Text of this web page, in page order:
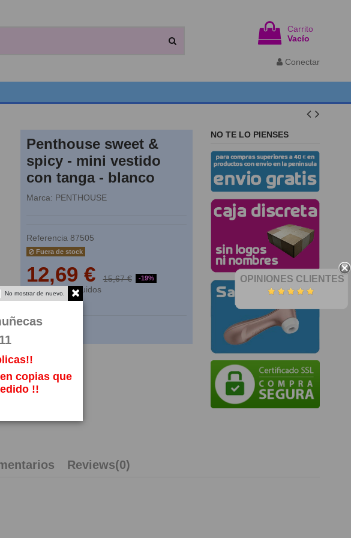
Carrito
Vacío
Conectar
Penthouse sweet &
spicy - mini vestido
con tanga - blanco
Marca: PENTHOUSE
Referencia 87505
Fuera de stock
12,69 € 15,67 € -19%
Impuestos incluidos
NO TE LO PIENSES
Reviews(0)
OPINIONES CLIENTES
No mostrar de nuevo.
copias que
!!